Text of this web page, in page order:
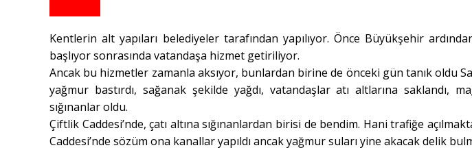
Kentlerin alt yapıları belediyeler tarafından yapılıyor. Önce Büyükşehir
başlıyor sonrasında vatandaşa hizmet getiriliyor.
Ancak bu hizmetler zamanla aksıyor, bunlardan birine de önceki gün tanık oldu
yağmur bastırdı, sağanak şekilde yağdı, vatandaşlar atı altlarına saklandı,
sığınanlar oldu.
Çiftlik Caddesi’nde, çatı altına sığınanlardan birisi de bendim. Hani trafiğe
Caddesi’nde sözüm ona kanallar yapıldı ancak yağmur suları yine akacak delik